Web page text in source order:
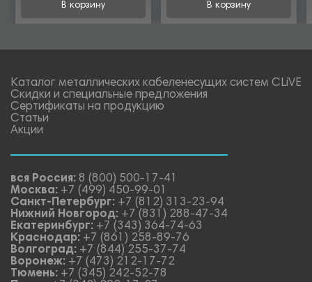
В корзину В корзину
Каталог металлических кабеленесущих систем CLiVE
Скидки и специальные предложения
Сертификаты на продукцию
Статьи
Акции
вся Россия: 8 (800) 500-17-41
Москва: +7 (499) 450-99-01
Санкт-Петербург: +7 (812) 313-23-94
Нижний Новгород: +7 (831) 288-47-34
Екатеринбург: +7 (343) 364-74-63
Краснодар: +7 (861) 258-89-76
Волгоград: +7 (844) 255-37-74
Воронеж: +7 (473) 212-17-72
Тюмень: +7 (345) 242-52-78